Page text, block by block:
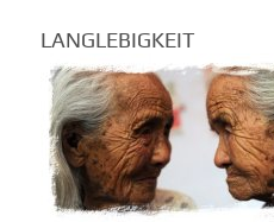
LANGLEBIGKEIT